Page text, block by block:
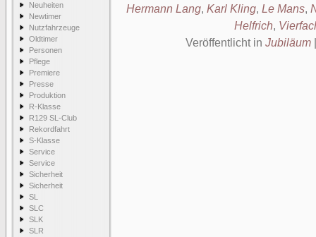
Neuheiten
Newtimer
Nutzfahrzeuge
Oldtimer
Personen
Pflege
Premiere
Presse
Produktion
R-Klasse
R129 SL-Club
Rekordfahrt
S-Klasse
Service
Service
Sicherheit
Sicherheit
SL
SLC
SLK
SLR
Hermann Lang, Karl Kling, Le Mans,
Helfrich,
Veröffentlicht in Jubiläum